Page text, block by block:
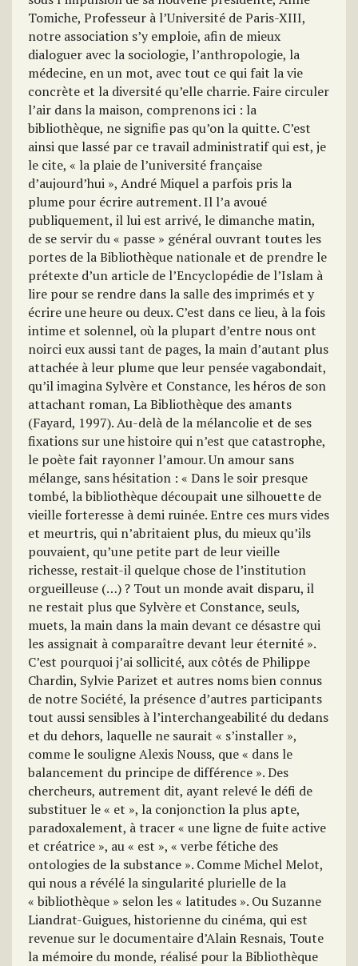
Tomiche, Professeur à l’Université de Paris-XIII,
notre association s’y emploie, afin de mieux
dialoguer avec la sociologie, l’anthropologie, la
médecine, en un mot, avec tout ce qui fait la vie
concrète et la diversité qu’elle charrie. Faire circuler
l’air dans la maison, comprenons ici : la
bibliothèque, ne signifie pas qu’on la quitte. C’est
ainsi que lassé par ce travail administratif qui est, je
le cite, « la plaie de l’université française
d’aujourd’hui », André Miquel a parfois pris la
plume pour écrire autrement. Il l’a avoué
publiquement, il lui est arrivé, le dimanche matin,
de se servir du « passe » général ouvrant toutes les
portes de la Bibliothèque nationale et de prendre le
prétexte d’un article de l’Encyclopédie de l’Islam à
lire pour se rendre dans la salle des imprimés et y
écrire une heure ou deux. C’est dans ce lieu, à la fois
intime et solennel, où la plupart d’entre nous ont
noirci eux aussi tant de pages, la main d’autant plus
attachée à leur plume que leur pensée vagabondait,
qu’il imagina Sylvère et Constance, les héros de son
attachant roman, La Bibliothèque des amants
(Fayard, 1997). Au-delà de la mélancolie et de ses
fixations sur une histoire qui n’est que catastrophe,
le poète fait rayonner l’amour. Un amour sans
mélange, sans hésitation : « Dans le soir presque
tombé, la bibliothèque découpait une silhouette de
vieille forteresse à demi ruinée. Entre ces murs vides
et meurtris, qui n’abritaient plus, du mieux qu’ils
pouvaient, qu’une petite part de leur vieille
richesse, restait-il quelque chose de l’institution
orgueilleuse (…) ? Tout un monde avait disparu, il
ne restait plus que Sylvère et Constance, seuls,
muets, la main dans la main devant ce désastre qui
les assignait à comparaître devant leur éternité ».
C’est pourquoi j’ai sollicité, aux côtés de Philippe
Chardin, Sylvie Parizet et autres noms bien connus
de notre Société, la présence d’autres participants
tout aussi sensibles à l’interchangeabilité du dedans
et du dehors, laquelle ne saurait « s’installer »,
comme le souligne Alexis Nouss, que « dans le
balancement du principe de différence ». Des
chercheurs, autrement dit, ayant relevé le défi de
substituer le « et », la conjonction la plus apte,
paradoxalement, à tracer « une ligne de fuite active
et créatrice », au « est », « verbe fétiche des
ontologies de la substance ». Comme Michel Melot,
qui nous a révélé la singularité plurielle de la
« bibliothèque » selon les « latitudes ». Ou Suzanne
Liandrat-Guigues, historienne du cinéma, qui est
revenue sur le documentaire d’Alain Resnais, Toute
la mémoire du monde, réalisé pour la Bibliothèque